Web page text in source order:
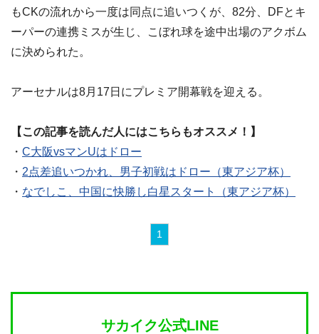
もCKの流れから一度は同点に追いつくが、82分、DFとキ
ーパーの連携ミスが生じ、こぼれ球を途中出場のアクボム
に決められた。
アーセナルは8月17日にプレミア開幕戦を迎える。
【この記事を読んだ人にはこちらもオススメ！】
・ C大阪vsマンUはドロー
・ 2点差追いつかれ、男子初戦はドロー（東アジア杯）
・ なでしこ、中国に快勝し白星スタート（東アジア杯）
1
サカイク公式LINE